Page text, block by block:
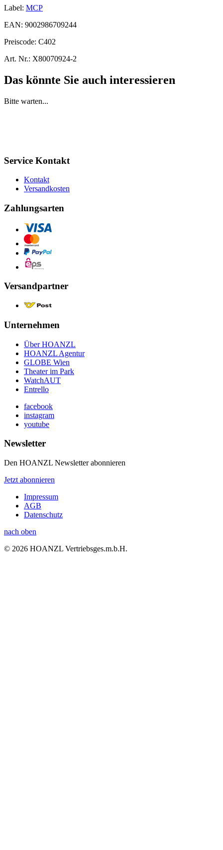
Label: MCP
EAN: 9002986709244
Preiscode: C402
Art. Nr.: X80070924-2
Das könnte Sie auch interessieren
Bitte warten...
Service Kontakt
Kontakt
Versandkosten
Zahlungsarten
Versandpartner
Unternehmen
Über HOANZL
HOANZL Agentur
GLOBE Wien
Theater im Park
WatchAUT
Entrello
facebook
instagram
youtube
Newsletter
Den HOANZL Newsletter abonnieren
Jetzt abonnieren
Impressum
AGB
Datenschutz
nach oben
© 2026 HOANZL Vertriebsges.m.b.H.